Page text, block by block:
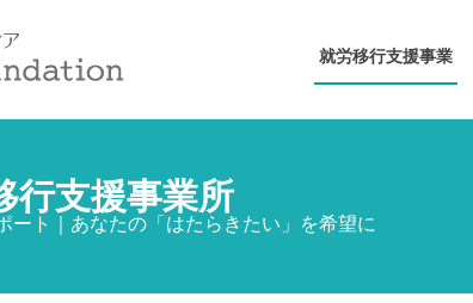
就労移行支援事業
行支援事業所
ート｜あなたの「はたらきたい」を希望に